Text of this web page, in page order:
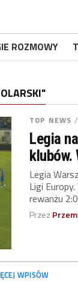
ROZMOWY
TOP NEWS /
Legia
klubów.
Legia
Ligi
rewanżu
Przez
WPISÓW